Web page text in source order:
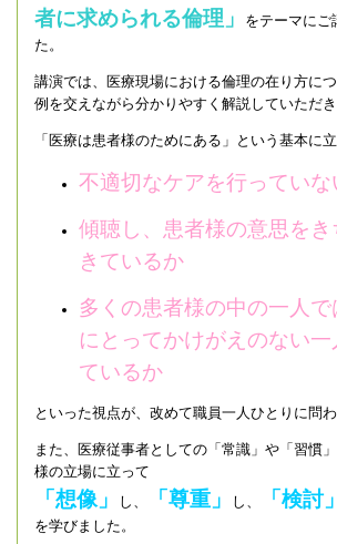
者に求められる倫理」
をテーマにご
た。
講演では、医療現場における倫理の在り方に
例を交えながら分かりやすく解説していただき
「医療は患者様のためにある」という基本に
不適切なケアを行っていな
傾聴し、患者様の意思を
きているか
多くの患者様の中の一人
にとってかけがえのない一
ているか
といった視点が、改めて職員一人ひとりに問わ
また、医療従事者としての「常識」や「習慣
様の立場に立って
「想像」 し、 「尊重」 し、 「検討」
を学びました。